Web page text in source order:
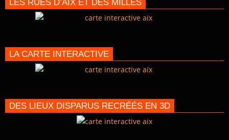
LES RUES D’AIX ET DES MILLES
LA CARTE INTERACTIVE
DES LIEUX DISPARUS RECRÉÉS EN 3D